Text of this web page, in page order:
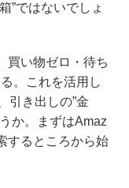
”ではないでしょ
買い物ゼロ・待ち
。これを活用し
引き出しの”金
か。まずはAmaz
するところから始